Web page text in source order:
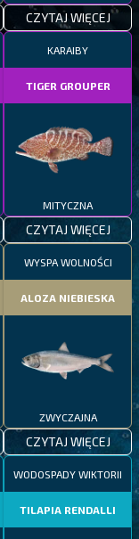
CZYTAJ WIĘCEJ
KARAIBY
TIGER GROUPER
MITYCZNA
CZYTAJ WIĘCEJ
WYSPA WOLNOŚCI
ALOZA NIEBIESKA
ZWYCZAJNA
CZYTAJ WIĘCEJ
WODOSPADY WIKTORII
TILAPIA RENDALLI